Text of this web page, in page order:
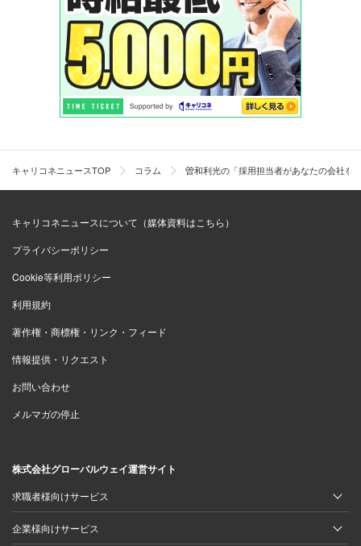
キャリコネニュースTOP コラム 曽和利光の「採用担当者があなたの会社を
キャリコネニュースについて（媒体資料はこちら）
プライバシーポリシー
Cookie等利用ポリシー
利用規約
著作権・商標権・リンク・フィード
情報提供・リクエスト
お問い合わせ
メルマガの停止
株式会社グローバルウェイ運営サイト
求職者様向けサービス
企業様向けサービス